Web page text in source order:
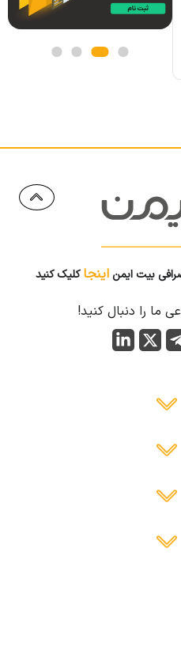
بیت ایمن اینجاکلیک کنید
ما را دنبال کنید!